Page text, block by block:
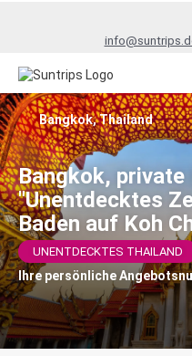
Bangkok, private
"Unentdecktes
Baden auf Koh
UNENTDECKTES THAILAND
Ihre persönliche
Bangkok, Thailand